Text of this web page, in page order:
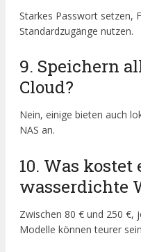
Starkes Passwort setzen,
Standardzugänge nutzen.
9. Speichern
Cloud?
Nein, einige bieten auch
NAS an.
10. Was kostet
wasserdichte
Zwischen 80 € und 250 €,
Modelle können teurer